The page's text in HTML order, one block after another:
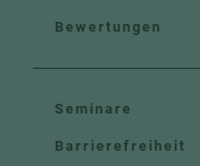
Bewertungen
Seminare
Barrierefreiheit